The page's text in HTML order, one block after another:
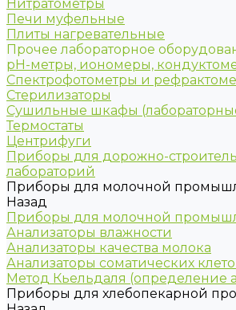
Нитратометры
Печи муфельные
Плиты нагревательные
Прочее лабораторное
рН-метры, иономеры,
Спектрофотометры и
Стерилизаторы
Сушильные шкафы
Термостаты
Центрифуги
Приборы для дорожно-
лабораторий
Приборы для молочной
Назад
Приборы для молочной
Анализаторы влажности
Анализаторы качества молока
Анализаторы соматических
Метод Кьельдаля (определение
Приборы для хлебопекарной